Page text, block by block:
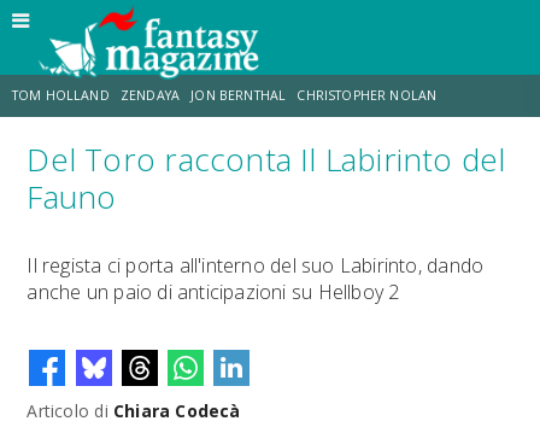
TOM HOLLAND ZENDAYA JON BERNTHAL CHRISTOPHER NOLAN
STRANIMONDI LUCCA COMICS & GAMES ODISSEA CHRIS MCKENNA
Del Toro racconta Il Labirinto del
Fauno
Il regista ci porta all'interno del suo Labirinto, dando
anche un paio di anticipazioni su Hellboy 2
Articolo di Chiara Codecà